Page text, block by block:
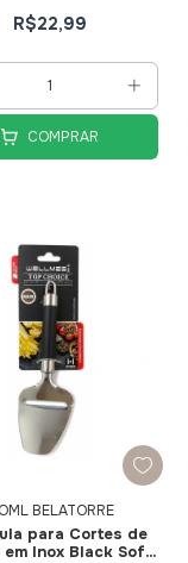
R$22,99
COMPRAR
BELATORRE
para Cortes de
em Inox Black Soft